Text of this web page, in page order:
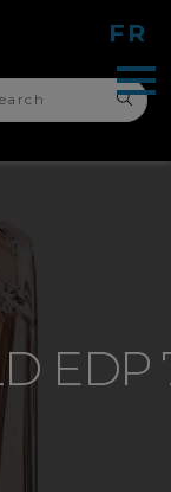
FR
EDP